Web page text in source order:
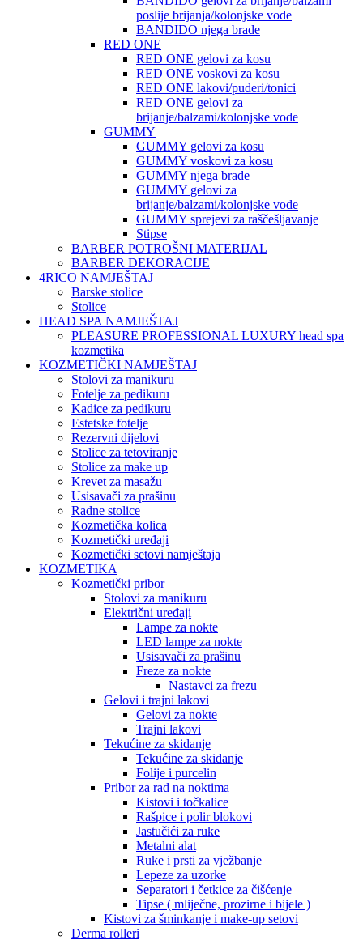
poslije brijanja/kolonjske vode
BANDIDO njega brade
RED ONE
RED ONE gelovi za kosu
RED ONE voskovi za kosu
RED ONE lakovi/puderi/tonici
RED ONE gelovi za
brijanje/balzami/kolonjske vode
GUMMY
GUMMY gelovi za kosu
GUMMY voskovi za kosu
GUMMY njega brade
GUMMY gelovi za
brijanje/balzami/kolonjske vode
GUMMY sprejevi za raščešljavanje
Stipse
BARBER POTROŠNI MATERIJAL
BARBER DEKORACIJE
4RICO NAMJEŠTAJ
Barske stolice
Stolice
HEAD SPA NAMJEŠTAJ
PLEASURE PROFESSIONAL LUXURY head spa
kozmetika
KOZMETIČKI NAMJEŠTAJ
Stolovi za manikuru
Fotelje za pedikuru
Kadice za pedikuru
Estetske fotelje
Rezervni dijelovi
Stolice za tetoviranje
Stolice za make up
Krevet za masažu
Usisavači za prašinu
Radne stolice
Kozmetička kolica
Kozmetički uređaji
Kozmetički setovi namještaja
KOZMETIKA
Kozmetički pribor
Stolovi za manikuru
Električni uređaji
Lampe za nokte
LED lampe za nokte
Usisavači za prašinu
Freze za nokte
Nastavci za frezu
Gelovi i trajni lakovi
Gelovi za nokte
Trajni lakovi
Tekućine za skidanje
Tekućine za skidanje
Folije i purcelin
Pribor za rad na noktima
Kistovi i točkalice
Rašpice i polir blokovi
Jastučići za ruke
Metalni alat
Ruke i prsti za vježbanje
Lepeze za uzorke
Separatori i četkice za čišćenje
Tipse ( mliječne, prozirne i bijele )
Kistovi za šminkanje i make-up setovi
Derma rolleri